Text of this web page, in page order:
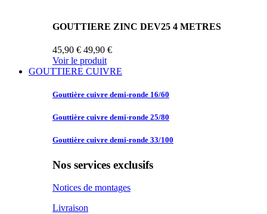
GOUTTIERE ZINC DEV25 4 METRES
45,90 € 49,90 €
Voir le produit
GOUTTIERE CUIVRE
Gouttière cuivre demi-ronde 16/60
Gouttière cuivre demi-ronde 25/80
Gouttière cuivre demi-ronde 33/100
Nos services exclusifs
Notices de montages
Livraison